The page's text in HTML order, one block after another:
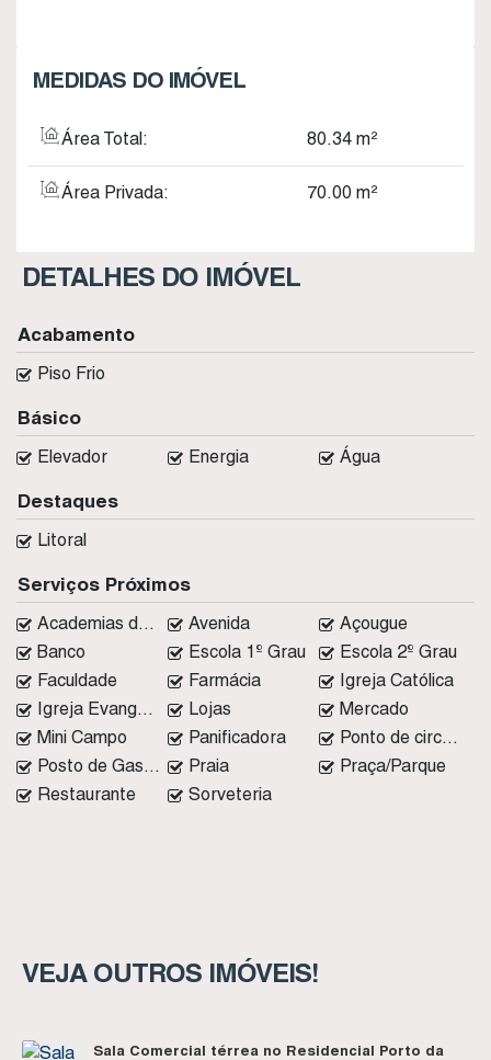
MEDIDAS DO IMÓVEL
Área Total: 80.34 m²
Área Privada: 70.00 m²
DETALHES DO IMÓVEL
Serviços Próximos
Academias de ginástica Avenida
Açougue
Banco
Escola 1º Grau
Escola 2º Grau
Faculdade
Farmácia
Igreja Católica
Igreja Evangélica
Lojas
Mercado
Mini Campo
Panificadora
Ponto de circular
Posto de Gasolina
Praia
Praça/Parque
Restaurante
Sorveteria
Básico
Elevador Energia Água
Destaques
Litoral
Acabamento
Piso Frio
VEJA OUTROS IMÓVEIS!
Sala Comercial térrea no Residencial Porto da